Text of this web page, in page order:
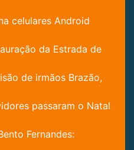
celulares Android
da Estrada de
de irmãos Brazão,
passaram o Natal
Fernandes: